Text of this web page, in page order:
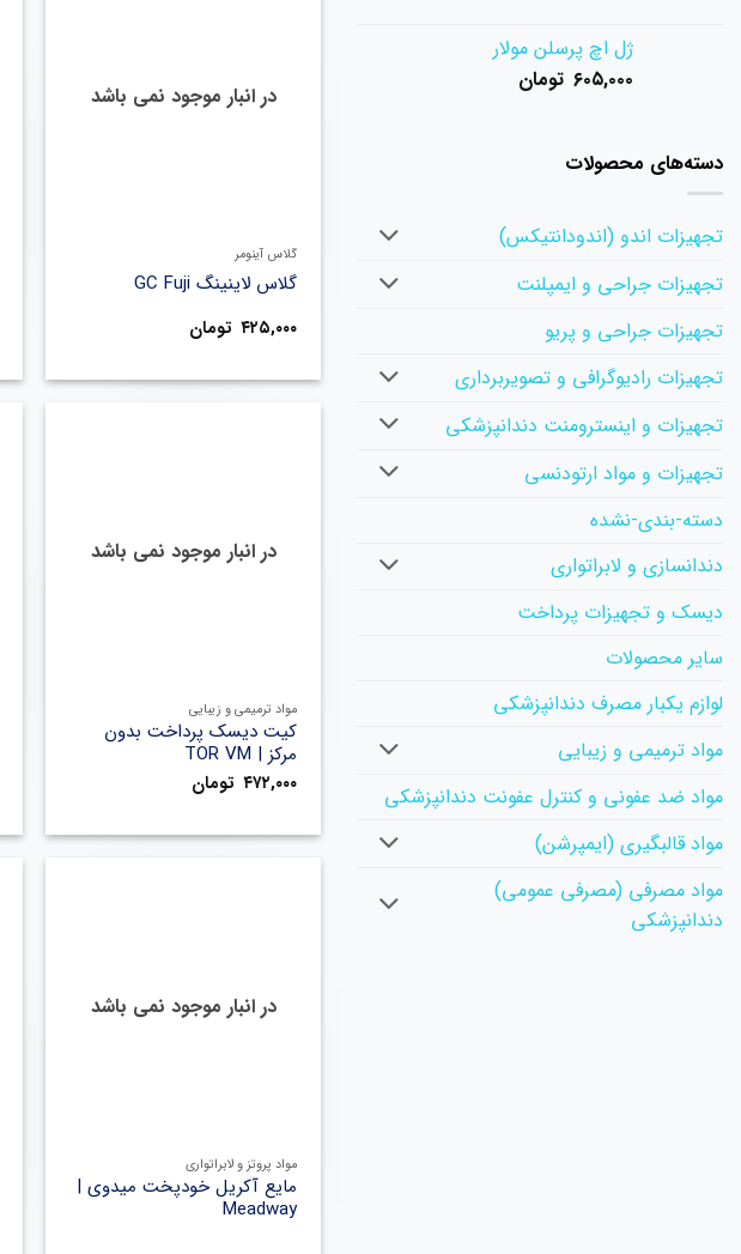
ژل اچ پرسلن مولار
۶۰۵,۰۰۰ تومان
دسته‌های محصولات
تجهیزات اندو (اندودانتیکس)
تجهیزات جراحی و ایمپلنت
تجهیزات جراحی و پریو
تجهیزات رادیوگرافی و تصویربرداری
تجهیزات و اینسترومنت دندانپزشکی
تجهیزات و مواد ارتودنسی
دسته-بندی-نشده
دندانسازی و لابراتواری
دیسک و تجهیزات پرداخت
سایر محصولات
لوازم یکبار مصرف دندانپزشکی
مواد ترمیمی و زیبایی
مواد ضد عفونی و کنترل عفونت دندانپزشکی
مواد قالبگیری (ایمپرشن)
مواد مصرفی (مصرفی عمومی)
دندانپزشکی
در انبار موجود نمی باشد
گلاس آینومر
گلاس لاینینگ GC Fuji
۴۲۵,۰۰۰ تومان
در انبار موجود نمی باشد
مواد ترمیمی و زیبایی
کیت دیسک پرداخت بدون
مرکز | TOR VM
۴۷۲,۰۰۰ تومان
در انبار موجود نمی باشد
مواد پروتز و لابراتواری
مایع آکریل خودپخت میدوی |
Meadway